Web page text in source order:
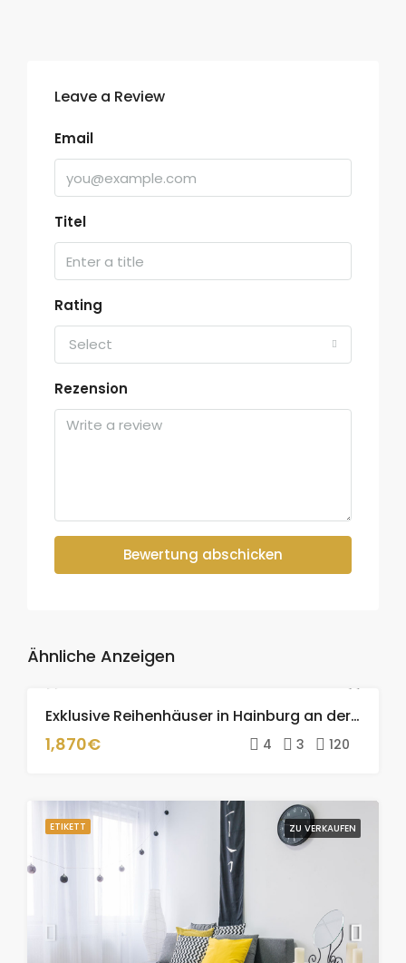
Leave a Review
Email
Titel
Rating
Select
Rezension
Bewertung abschicken
Ähnliche Anzeigen
ETIKETT ZU VERMIETENExklusive Reihenhäuser in Hainburg an der Donau – Erstbezug, modern & naturnah!
1,870€ 4 3 120
ETIKETT ZU VERKAUFEN